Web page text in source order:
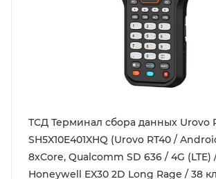
ТСД Терминал сбора данных Urovo
SH5X10E401XHQ (Urovo RT40 /
8xCore, Qualcomm SD 636 / 4G (LTE)
Honeywell EX30 2D Long Rage / 38